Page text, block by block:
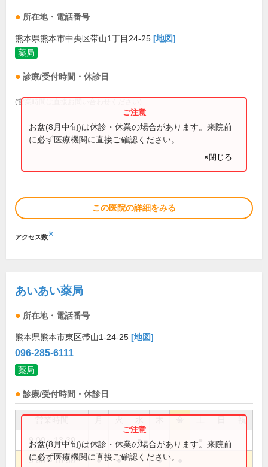
所在地・電話番号
熊本県熊本市中央区帯山1丁目24-25 [地図]
薬局
診療/受付時間・休診日
(営業時間は直接お問い合わせください)
お盆(8月中旬)は休診・休業の場合があります。来院前
に必ず医療機関に直接ご確認ください。
×閉じる
この医院の詳細をみる
アクセス数※
あいあい薬局
所在地・電話番号
熊本県熊本市東区帯山1-24-25 [地図]
096-285-6111
薬局
診療/受付時間・休診日
祝
9:00～13:30 ●
9:00～18:30 ● ● ●
お盆(8月中旬)は休診・休業の場合があります。来院前
に必ず医療機関に直接ご確認ください。